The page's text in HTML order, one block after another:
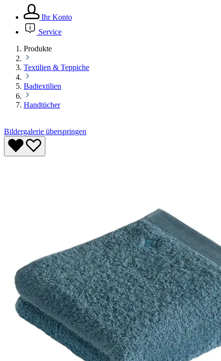
Ihr Konto
Service
Produkte
Textilien & Teppiche
Badtextilien
Handtücher
Bildergalerie überspringen